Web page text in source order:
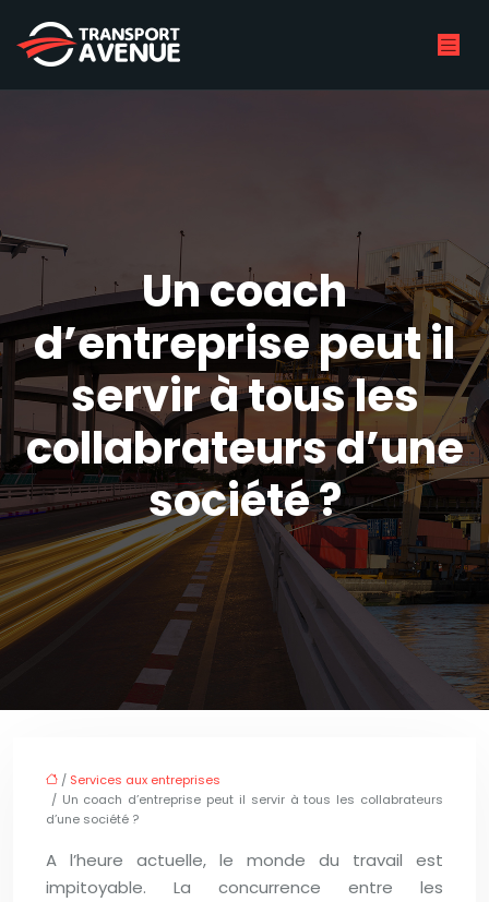
Un coach
d’entreprise peut il
servir à tous les
collabrateurs d’une
société ?
/ Services aux entreprises
/ Un coach d’entreprise peut il servir à tous les collabrateurs
d’une société ?
A l’heure actuelle, le monde du travail est
impitoyable. La concurrence entre les